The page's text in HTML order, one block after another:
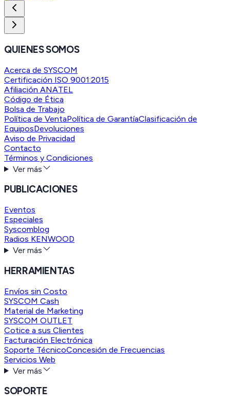
QUIENES SOMOS
Acerca de SYSCOM
Certificación ISO 9001:2015
Afiliación ANATEL
Código de Ética
Bolsa de Trabajo
Política de VentaPolítica de GarantíaClasificación de
EquiposDevoluciones
Aviso de Privacidad
Contacto
Términos y Condiciones
Ver más
PUBLICACIONES
Eventos
Especiales
Syscomblog
Radios KENWOOD
Ver más
HERRAMIENTAS
Envíos sin Costo
SYSCOM Cash
Material de Marketing
SYSCOM OUTLET
Cotice a sus Clientes
Facturación Electrónica
Soporte TécnicoConcesión de Frecuencias
Servicios Web
Ver más
SOPORTE